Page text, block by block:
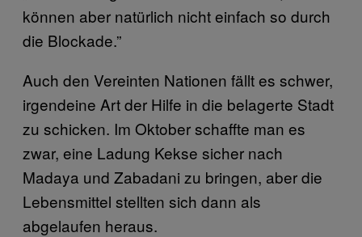
können aber natürlich nicht einfach so durch
die Blockade.”
Auch den Vereinten Nationen fällt es schwer,
irgendeine Art der Hilfe in die belagerte Stadt
zu schicken. Im Oktober schaffte man es
zwar, eine Ladung Kekse sicher nach
Madaya und Zabadani zu bringen, aber die
Lebensmittel stellten sich dann als
abgelaufen heraus.